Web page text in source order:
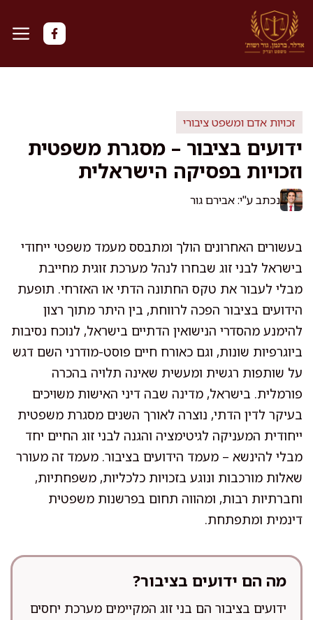
לדלג
לתוכן
זכויות אדם ומשפט ציבורי
ידועים בציבור – מסגרת משפטית
וזכויות בפסיקה הישראלית
נכתב ע"י: אבירם גור
בעשורים האחרונים הולך ומתבסס מעמד משפטי ייחודי
בישראל לבני זוג שבחרו לנהל מערכת זוגית מחייבת
מבלי לעבור את טקס החתונה הדתי או האזרחי. תופעת
הידועים בציבור הפכה לרווחת, בין היתר מתוך רצון
להימנע מהסדרי הנישואין הדתיים בישראל, לנוכח נסיבות
ביוגרפיות שונות, וגם כאורח חיים פוסט-מודרני השם דגש
על שותפות רגשית ומעשית שאינה תלויה בהכרה
פורמלית. בישראל, מדינה שבה דיני האישות משויכים
בעיקר לדין הדתי, נוצרה לאורך השנים מסגרת משפטית
ייחודית המעניקה לגיטימציה והגנה לבני זוג החיים יחד
מבלי להינשא – מעמד הידועים בציבור. מעמד זה מעורר
שאלות מורכבות ונוגע בזכויות כלכליות, משפחתיות,
וחברתיות רבות, ומהווה תחום בפרשנות משפטית
דינמית ומתפתחת.
מה הם ידועים בציבור?
ידועים בציבור הם בני זוג המקיימים מערכת יחסים